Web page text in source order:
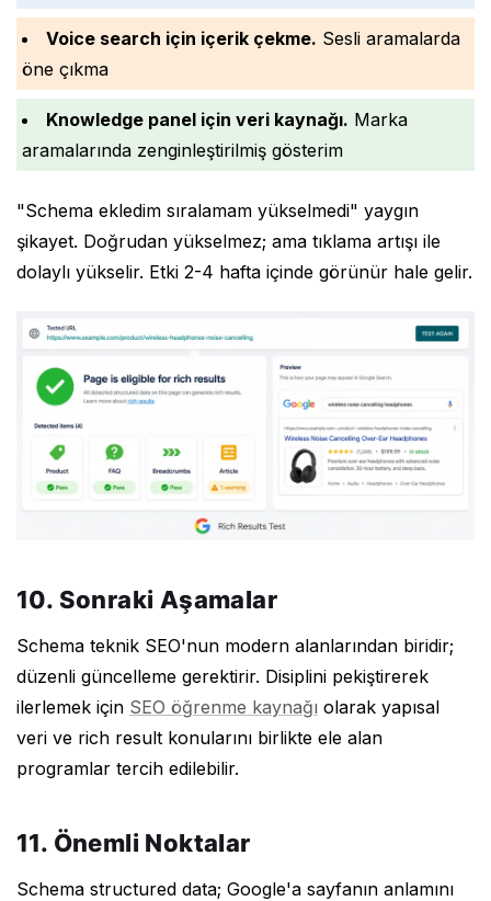
Voice search için içerik çekme. Sesli aramalarda
öne çıkma
Knowledge panel için veri kaynağı. Marka
aramalarında zenginleştirilmiş gösterim
"Schema ekledim sıralamam yükselmedi" yaygın
şikayet. Doğrudan yükselmez; ama tıklama artışı ile
dolaylı yükselir. Etki 2-4 hafta içinde görünür hale gelir.
10. Sonraki Aşamalar
Schema teknik SEO'nun modern alanlarından biridir;
düzenli güncelleme gerektirir. Disiplini pekiştirerek
ilerlemek için SEO öğrenme kaynağı olarak yapısal
veri ve rich result konularını birlikte ele alan
programlar tercih edilebilir.
11. Önemli Noktalar
Schema structured data; Google'a sayfanın anlamını